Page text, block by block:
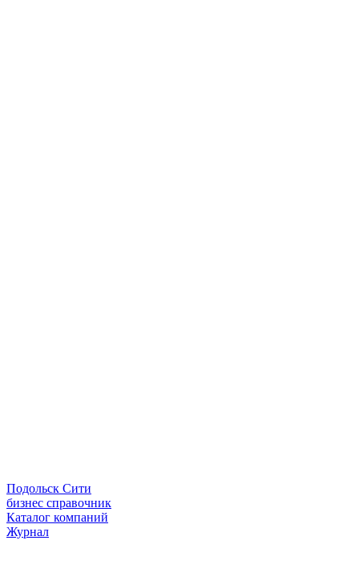
Подольск Сити
бизнес справочник
Каталог компаний
Журнал